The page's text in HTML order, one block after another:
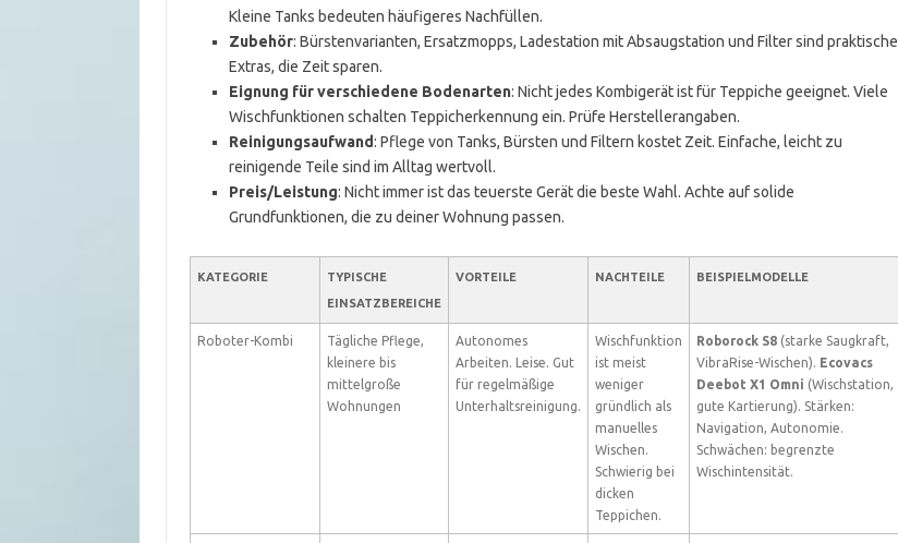
Kleine Tanks bedeuten häufigeres Nachfüllen.
Zubehör: Bürstenvarianten, Ersatzmopps, Ladestation mit Absaugstation und Filter sind praktische
Extras, die Zeit sparen.
Eignung für verschiedene Bodenarten: Nicht jedes Kombigerät ist für Teppiche geeignet. Viele
Wischfunktionen schalten Teppicherkennung ein. Prüfe Herstellerangaben.
Reinigungsaufwand: Pflege von Tanks, Bürsten und Filtern kostet Zeit. Einfache, leicht zu
reinigende Teile sind im Alltag wertvoll.
Preis/Leistung: Nicht immer ist das teuerste Gerät die beste Wahl. Achte auf solide
Grundfunktionen, die zu deiner Wohnung passen.
KATEGORIE
TYPISCHE
EINSATZBEREICHE
VORTEILE NACHTEILE BEISPIELMODELLE
Roboter-Kombi
Tägliche Pflege,
kleinere bis
mittelgroße
Wohnungen
Autonomes
Arbeiten. Leise. Gut
für regelmäßige
Unterhaltsreinigung.
Wischfunktion
ist meist
weniger
gründlich als
manuelles
Wischen.
Schwierig bei
dicken
Teppichen.
Roborock S8(starke Saugkraft,
VibraRise-Wischen). Ecovacs
Deebot X1 Omni (Wischstation,
gute Kartierung). Stärken:
Navigation, Autonomie.
Schwächen: begrenzte
Wischintensität.